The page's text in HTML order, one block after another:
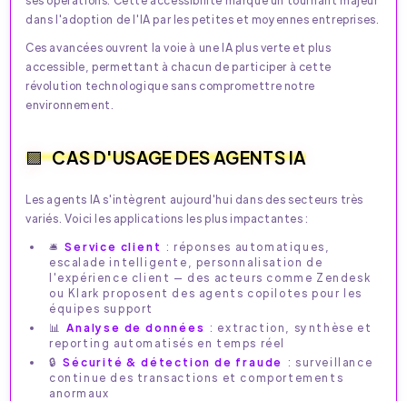
dans l'adoption de l'IA par les petites et moyennes entreprises.
Ces avancées ouvrent la voie à une IA plus verte et plus
accessible, permettant à chacun de participer à cette
révolution technologique sans compromettre notre
environnement.
CAS D'USAGE DES AGENTS IA
Les agents IA s'intègrent aujourd'hui dans des secteurs très
variés. Voici les applications les plus impactantes :
🛎️ Service client : réponses automatiques,
escalade intelligente, personnalisation de
l'expérience client — des acteurs comme Zendesk
ou Klark proposent des agents copilotes pour les
équipes support​
📊
Analyse de données : extraction, synthèse et
reporting automatisés en temps réel
🔒 Sécurité & détection de fraude : surveillance
continue des transactions et comportements
anormaux​